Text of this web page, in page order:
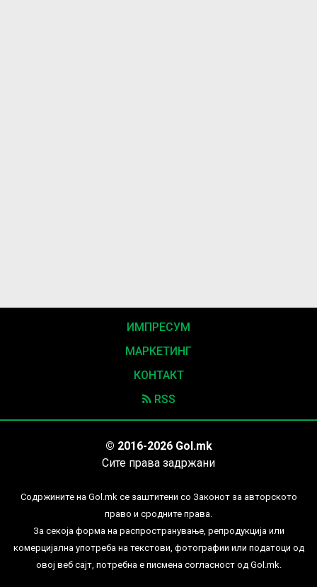
ИМПРЕСУМ
МАРКЕТИНГ
КОНТАКТ
RSS
© 2016-2026 Gol.mk
Сите права задржани
Содржините на Gol.mk се заштитени со Законот за авторското
право и сродните права.
За секоја форма на распространување, репродукција или
комерцијална употреба на текстови, фотографии или податоци од
овој веб сајт, потребна е писмена согласност од Gol.mk.